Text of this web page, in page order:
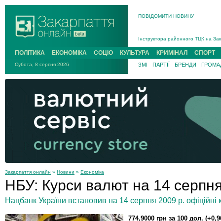
ПОВІДОМИТИ НОВИНУ
Інструктора районного ТЦК на
В Ужгороді попрощаються із
В Ужгороді 5 серпня
Підтвердили загибель
На війні з рф поліг військовий з
На війні загинув 26-річний
ПОЛІТИКА ЕКОНОМІКА СОЦІО КУЛЬТУРА КРИМІНАЛ СПОРТ
Субота, 8 серпня 2026 ЗМІ ПАРТІЇ БРЕНДИ
Закарпаття онлайн » Новини » Економіка
НБУ: Курси валют на 14
Нацбанк України встановив на 14 серпня 2009 р. офіційні
774,9000 грн за 100 дол.